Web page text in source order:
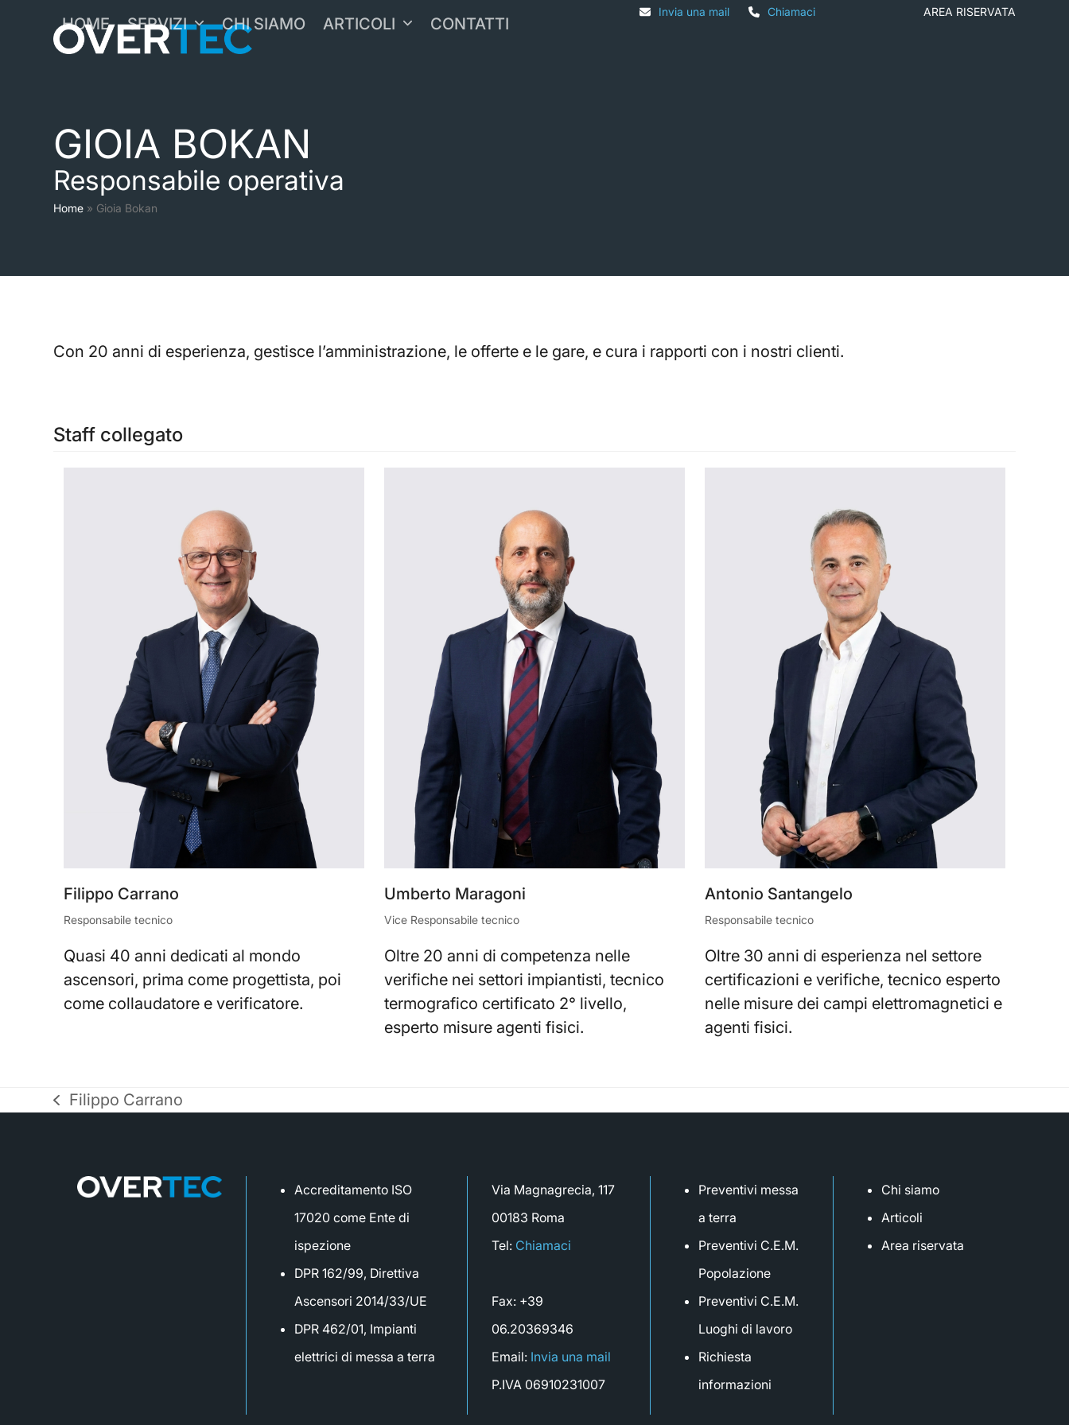
Invia una mail Chiamaci AREA RISERVATA
HOME SERVIZI CHI SIAMO ARTICOLI CONTATTI
GIOIA BOKAN
Responsabile operativa
Home » Gioia Bokan
Con 20 anni di esperienza, gestisce l’amministrazione, le offerte e le gare, e cura i rapporti con i nostri clienti.
Staff collegato
Filippo Carrano
Responsabile tecnico
Quasi 40 anni dedicati al mondo
ascensori, prima come progettista, poi
come collaudatore e verificatore.
Umberto Maragoni
Vice Responsabile tecnico
Oltre 20 anni di competenza nelle
verifiche nei settori impiantisti, tecnico
termografico certificato 2° livello,
esperto misure agenti fisici.
Antonio Santangelo
Responsabile tecnico
Oltre 30 anni di esperienza nel settore
certificazioni e verifiche, tecnico esperto
nelle misure dei campi elettromagnetici e
agenti fisici.
post
Filippo Carrano
Accreditamento ISO
17020 come Ente di
ispezione
DPR 162/99, Direttiva
Ascensori 2014/33/UE
DPR 462/01, Impianti
elettrici di messa a terra
Via Magnagrecia, 117
00183 Roma
Tel: Chiamaci
Fax: +39
06.20369346
Email: Invia una mail
P.IVA 06910231007
Preventivi messa
a terra
Preventivi C.E.M.
Popolazione
Preventivi C.E.M.
Luoghi di lavoro
Richiesta
informazioni
Chi siamo
Articoli
Area riservata